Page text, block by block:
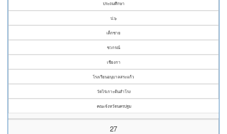
ประถมศึกษา
ป.๖
เด็กชาย
ชวกรณ์
เชียงกา
โรงเรียนอนุบาลสระแก้ว
วัดไร่เกาะต้นสำโรง
คณะจังหวัดนครปฐม
27